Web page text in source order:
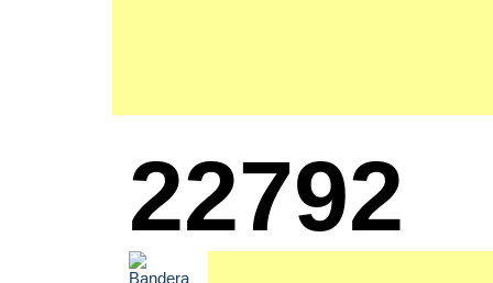
22792